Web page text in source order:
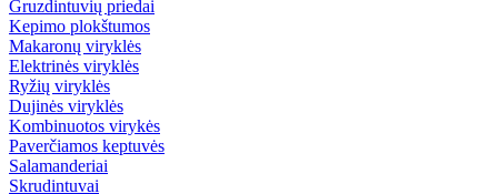
Gruzdintuvių priedai
Kepimo plokštumos
Makaronų viryklės
Elektrinės viryklės
Ryžių viryklės
Dujinės viryklės
Kombinuotos virykės
Paverčiamos keptuvės
Salamanderiai
Skrudintuvai